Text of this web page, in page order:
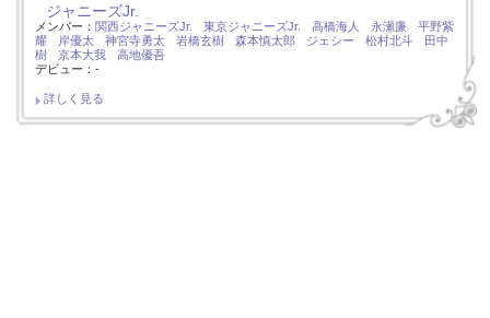
ジャニーズJr.
メンバー： 関西ジャニーズJr. 東京ジャニーズJr. 高橋海人 永瀬廉
平野紫
耀
岸優太 神宮寺勇太 岩橋玄樹 森本慎太郎 ジェシー 松村北斗
田中
樹
京本大我
高地優吾
デビュー：-
詳しく見る